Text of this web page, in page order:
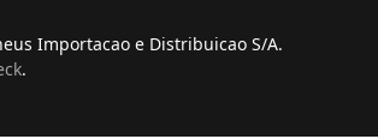
Importacao e Distribuicao S/A.
.